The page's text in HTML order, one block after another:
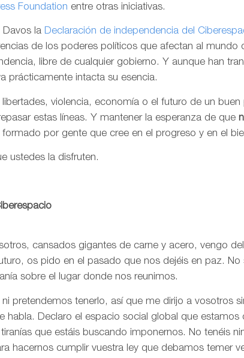
Foundation entre otras iniciativas.
Davos la Declaración de independencia del
de los poderes políticos que afectan al mundo
libre de cualquier gobierno. Y aunque han
prácticamente intacta su esencia.
violencia, economía o el futuro de un
estas líneas. Y mantener la esperanza de que
por gente que cree en el progreso y en el
ustedes la disfruten.
cansados gigantes de carne y acero, vengo
os pido en el pasado que nos dejéis en paz. No
sobre el lugar donde nos reunimos.
pretendemos tenerlo, así que me dirijo a vosotros
habla. Declaro el espacio social global que estamos
que estáis buscando imponernos. No tenéis
hacernos cumplir vuestra ley que debamos temer